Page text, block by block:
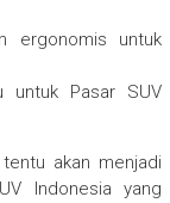
ergonomis untuk
untuk Pasar SUV
akan menjadi
Indonesia yang